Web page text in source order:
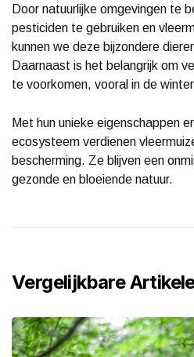
Door natuurlijke omgevingen te
pesticiden te gebruiken en
kunnen we deze bijzondere
Daarnaast is het belangrijk om
te voorkomen, vooral in de
Met hun unieke eigenschappen
ecosysteem verdienen
bescherming. Ze blijven een
gezonde en bloeiende natuur.
Vergelijkbare